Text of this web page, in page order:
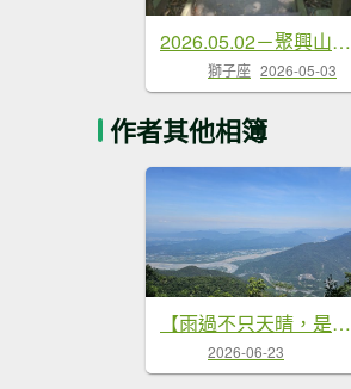
2026.05.02－聚興山步道
獅子座 2026-05-03
作者其他相簿
【雨過不只天晴，是悶熱到爆啊！😵😵‍💫】第22次下尾寮山。
2026-06-23